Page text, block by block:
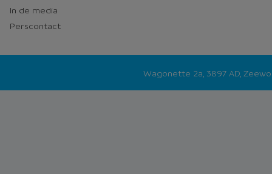
In de media
Perscontact
Wagonette 2a, 3897 AD,